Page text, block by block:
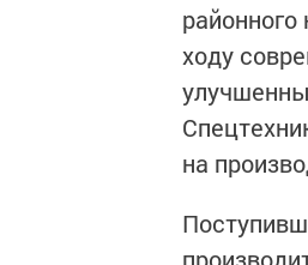
ходу
на